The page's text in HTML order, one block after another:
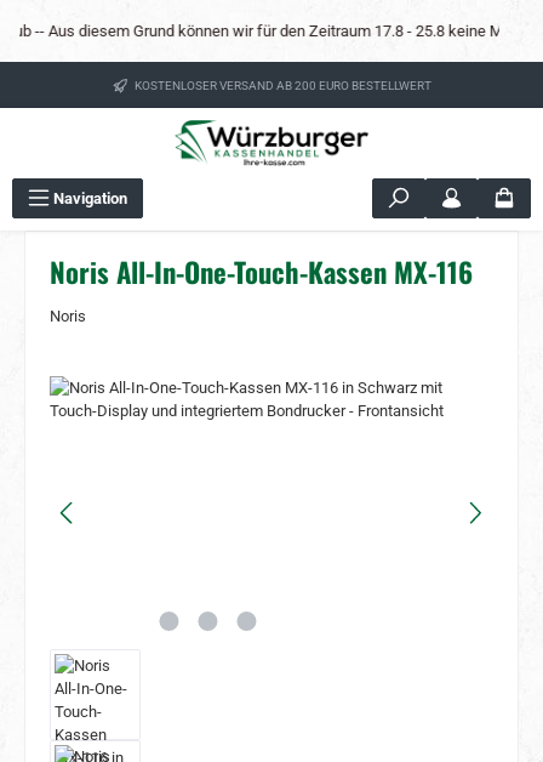
Zum Hauptinhalt springen
Aus diesem Grund können wir für den Zeitraum 17.8 - 25.8 keine
KOSTENLOSER VERSAND AB 200 EURO BESTELLWERT
Navigation
Noris All-In-One-Touch-Kassen MX-116
Noris
Bildergalerie überspringen